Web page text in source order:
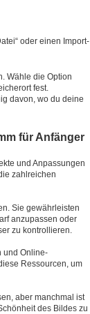
oder einen Import-
Wähle die Option
fest.
davon, wo du deine
für Anfänger
und Anpassungen
zahlreichen
Sie gewährleisten
anzupassen oder
zu kontrollieren.
und Online-
Ressourcen, um
aber manchmal ist
des Bildes zu